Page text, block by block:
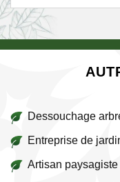
Dessouchage
Entreprise de
Artisan